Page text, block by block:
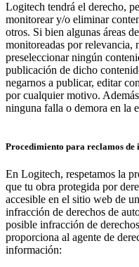
Logitech tendrá el derecho,
monitorear y/o eliminar
otros. Si bien algunas áreas
monitoreadas por relevancia,
preseleccionar ningún
publicación de dicho
negarnos a publicar, editar
por cualquier motivo.
ninguna falla o demora en la
Procedimiento para reclamos de
En Logitech, respetamos la
que tu obra protegida por
accesible en el sitio web de
infracción de derechos de
posible infracción de
proporciona al agente de
información: